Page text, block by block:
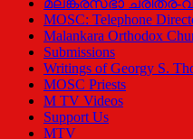
മലങ്കരസഭാ
MOSC: Telephone
Malankara Orthodox
Submissions
Writings of Georgy S.
MOSC Priests
M TV Videos
Support Us
MTV